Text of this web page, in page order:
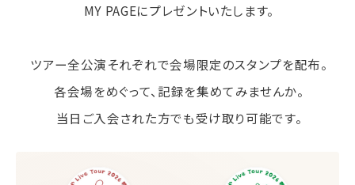
MY PAGEにプレゼントいたします。
ツアー全公演それぞれで会場限定のスタンプを配布。
各会場をめぐって、記録を集めてみませんか。
当日ご入会された方でも受け取り可能です。